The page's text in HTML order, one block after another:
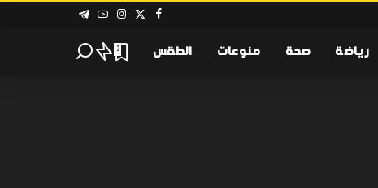
رياضة صحة منوعات الطقس 0